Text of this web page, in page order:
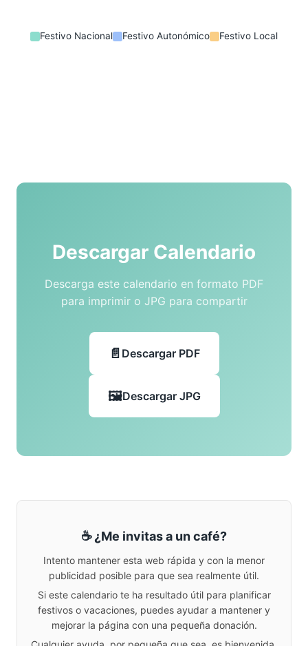
Festivo Nacional Festivo Autonómico Festivo Local
Descargar Calendario
Descarga este calendario en formato PDF
para imprimir o JPG para compartir
Descargar PDF
Descargar JPG
☕ ¿Me invitas a un café?
Intento mantener esta web rápida y con la menor
publicidad posible para que sea realmente útil.
Si este calendario te ha resultado útil para planificar
festivos o vacaciones, puedes ayudar a mantener y
mejorar la página con una pequeña donación.